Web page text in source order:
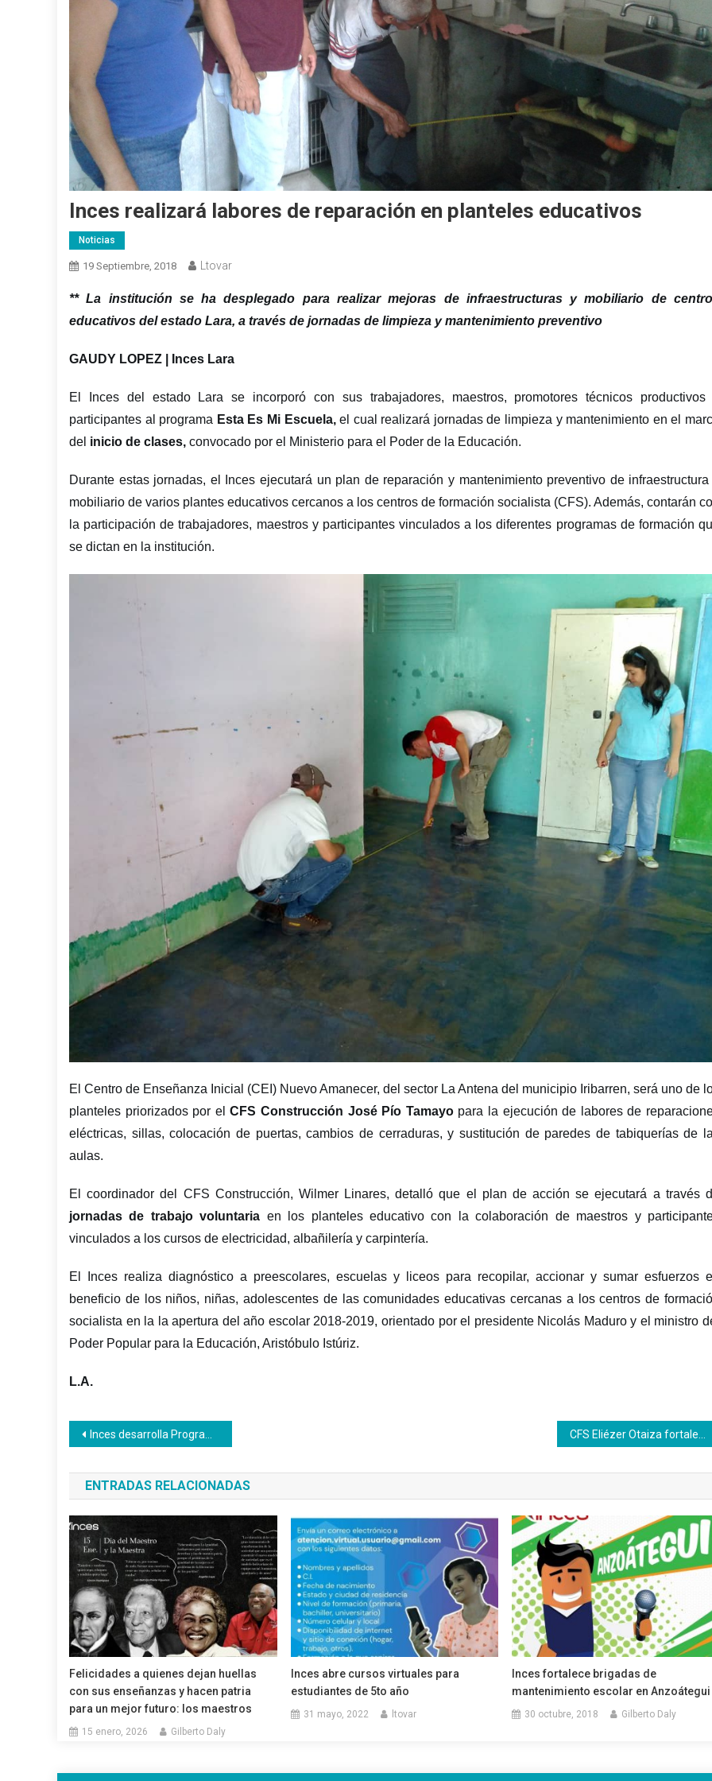
Inces realizará labores de reparación en planteles educativos
Noticias
19 Septiembre, 2018 Ltovar
**La institución se ha desplegado pararealizarmejoras de infraestructurasy mobiliario de
educativos del estado Lara, a través de jornadas de limpieza y mantenimiento preventivo
GAUDY LOPEZ | Inces Lara
El Inces del estado Lara se incorporó con sus trabajadores, maestros, promotores técnicos productivos
participantes al programa Esta Es Mi Escuela,el cual realizará jornadas de limpieza y mantenimiento en el
del inicio de clases, convocado por el Ministerio para el Poder de la Educación.
Durante estas jornadas, el Inces ejecutará un plan de reparación y mantenimiento preventivo de
mobiliario de varios plantes educativos cercanos a los centros de formación socialista (CFS). Además, contarán
la participación de trabajadores, maestros y participantes vinculados a los diferentes programas de formación
se dictan en la institución.
El Centro de Enseñanza Inicial (CEI) Nuevo Amanecer, del sector La Antena del municipio Iribarren, será uno de
planteles priorizados por elCFS Construcción José Pío Tamayopara la ejecución de labores de
eléctricas, sillas, colocación de puertas, cambios de cerraduras, y sustitución de paredes de tabiquerías de
aulas.
El coordinador del CFS Construcción, Wilmer Linares, detalló que el plan de acción se ejecutará a través
jornadas de trabajo voluntaria en los planteles educativo con la colaboración de maestros y
vinculados a los cursos de electricidad, albañilería y carpintería.
El Inces realiza diagnóstico a preescolares, escuelas y liceos para recopilar, accionar y sumar esfuerzos
beneficio de los niños, niñas, adolescentes de las comunidades educativas cercanas a los centros de
socialista en la la apertura del año escolar 2018-2019, orientado por el presidente Nicolás Maduro y el ministro
Poder Popular para la Educación, Aristóbulo Istúriz.
L.A.
Navegación
de
entradas
Inces desarrolla Programa de Conucos Escolares
ENTRADAS RELACIONADAS
Felicidades a quienes dejan huellas
con sus enseñanzas y hacen patria
para un mejor futuro: los maestros
15 enero, 2026 Gilberto Daly
Inces abre cursos virtuales para
estudiantes de 5to año
31 mayo, 2022 ltovar
Inces fortalece brigadas de
mantenimiento escolar en Anzoátegui
30 octubre, 2018 Gilberto Daly